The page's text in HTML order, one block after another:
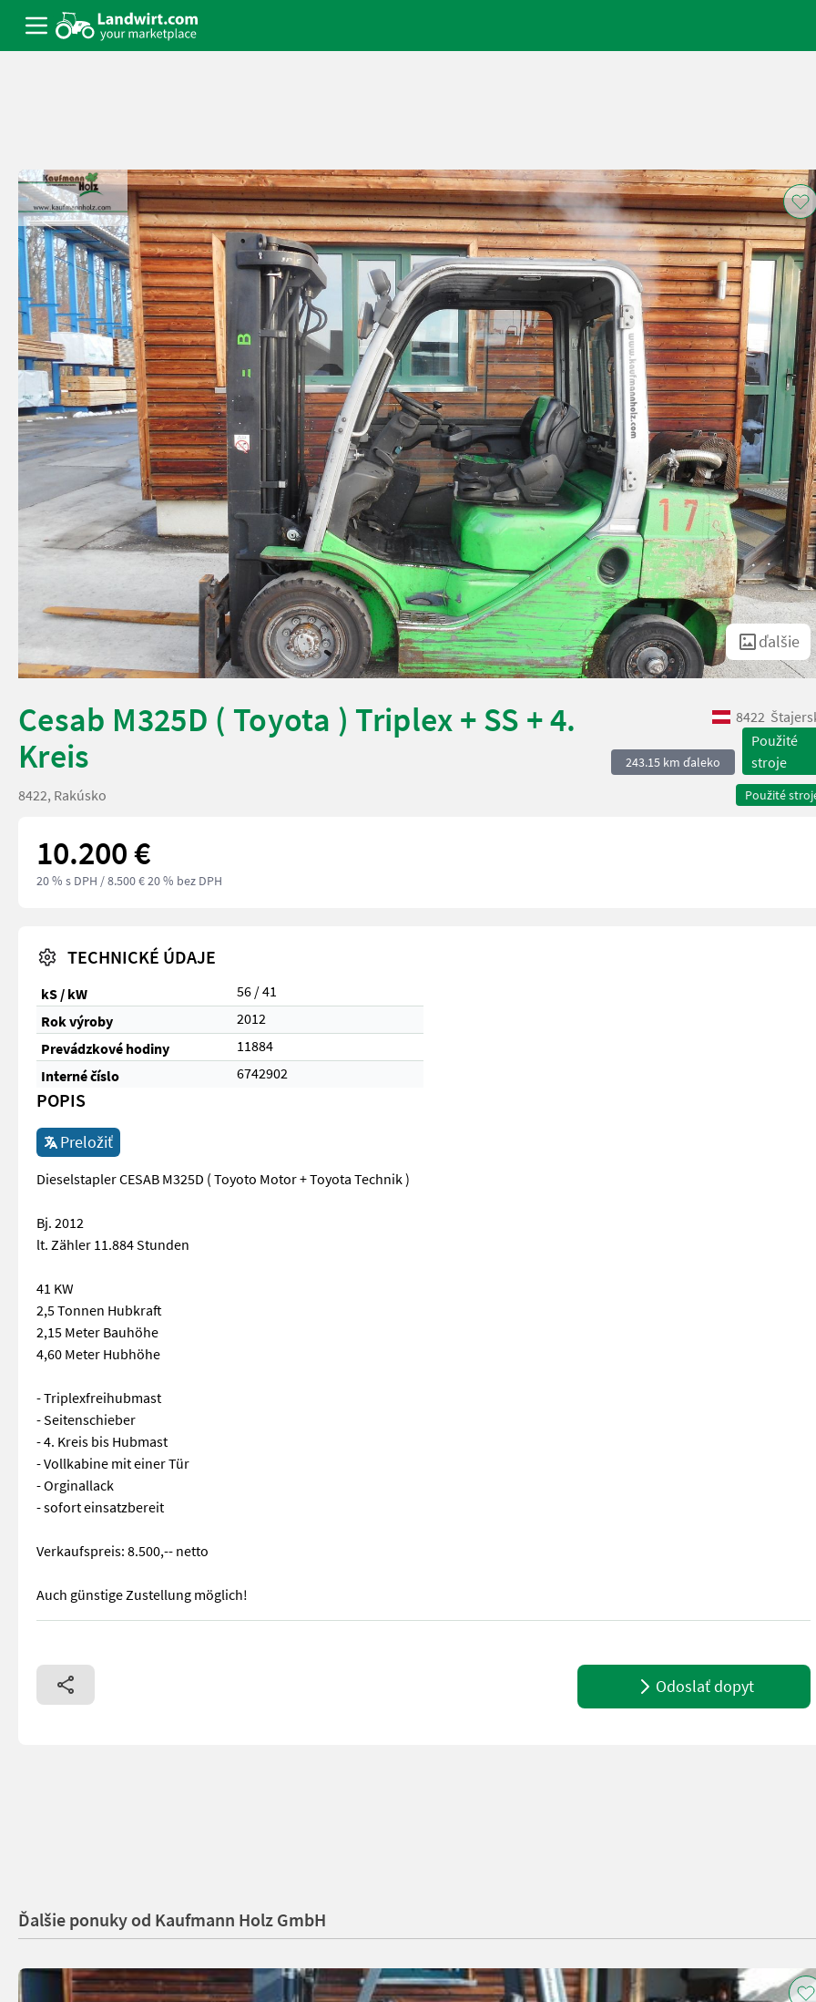
ďalšie
Cesab M325D ( Toyota ) Triplex + SS + 4.
Kreis
8422
243.15 km ďaleko
Použité
stroje
Použité
8422, Rakúsko
10.200 €
20 % s DPH / 8.500 € 20 % bez DPH
TECHNICKÉ ÚDAJE
kS / kW
56 / 41
Rok výroby
2012
Prevádzkové hodiny
11884
Interné číslo
6742902
POPIS
Preložiť
Dieselstapler CESAB M325D ( Toyoto Motor + Toyota Technik )
Bj. 2012
lt. Zähler 11.884 Stunden
41 KW
2,5 Tonnen Hubkraft
2,15 Meter Bauhöhe
4,60 Meter Hubhöhe
- Triplexfreihubmast
- Seitenschieber
- 4. Kreis bis Hubmast
- Vollkabine mit einer Tür
- Orginallack
- sofort einsatzbereit
Verkaufspreis: 8.500,-- netto
Auch günstige Zustellung möglich!
Dieselstapler CESAB M325D ( Toyoto Motor + Toyota Technik ) Bj. 2012 lt. Zähler 11.884 Stunden 41 KW 2,5 Tonnen
Odoslať dopyt
Ďalšie ponuky od Kaufmann Holz GmbH